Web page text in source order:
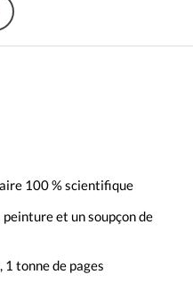
100 % scientifique
et un soupçon de
tonne de pages